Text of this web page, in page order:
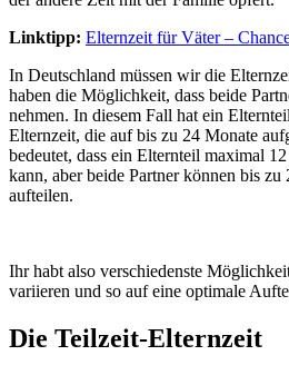
Linktipp: Elternzeit für Väter –
In Deutschland müssen wir die
haben die Möglichkeit, dass beide
nehmen. In diesem Fall hat ein
Elternzeit, die auf bis zu 24 Monate
bedeutet, dass ein Elternteil maximal
kann, aber beide Partner können bis
aufteilen.
Ihr habt also verschiedenste
variieren und so auf eine optimale
Die Teilzeit-Elternzeit